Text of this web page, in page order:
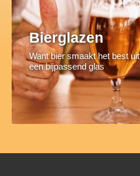
Bierglazen
Want bier smaakt het best uit
een bijpassend glas